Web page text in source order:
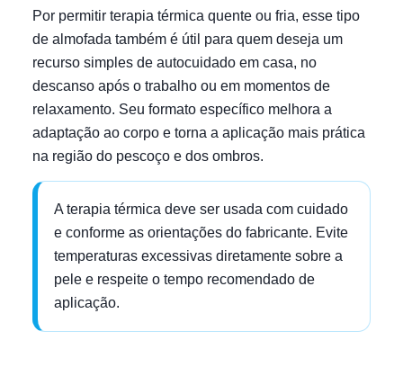
Por permitir terapia térmica quente ou fria, esse tipo
de almofada também é útil para quem deseja um
recurso simples de autocuidado em casa, no
descanso após o trabalho ou em momentos de
relaxamento. Seu formato específico melhora a
adaptação ao corpo e torna a aplicação mais prática
na região do pescoço e dos ombros.
A terapia térmica deve ser usada com cuidado
e conforme as orientações do fabricante. Evite
temperaturas excessivas diretamente sobre a
pele e respeite o tempo recomendado de
aplicação.